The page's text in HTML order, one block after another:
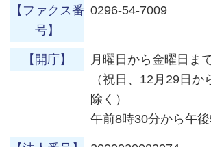
【ファクス番
号】
0296-54-7009
【開庁】
月曜日から金曜日ま
（祝日、12月29日か
除く）
午前8時30分から午